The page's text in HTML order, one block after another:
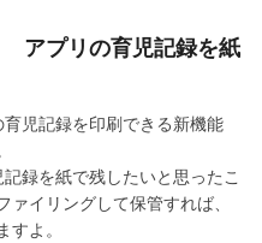
アプリの育児記録を紙
児記録を印刷できる新機能
録を紙で残したいと思ったこ
イリングして保管すれば、
すよ。